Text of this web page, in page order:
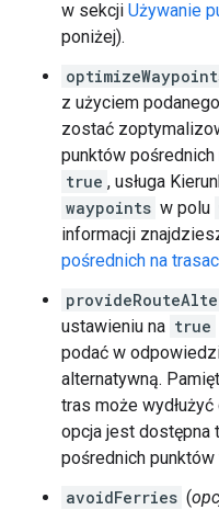
w sekcji Używanie
poniżej).
z użyciem
zostać
punktów
true , usługa
waypoints w polu
informacji
pośrednich na
ustawieniu na true
podać w
alternatywną.
tras może
opcja jest dostępna
pośrednich punktów
avoidFerries (